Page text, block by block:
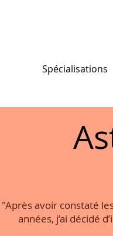
Spécialisations
"Après avoir constaté
années, j’ai décidé